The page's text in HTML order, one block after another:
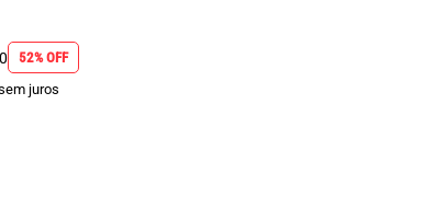
52% OFF
juros